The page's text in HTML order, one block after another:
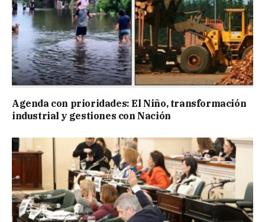
Agenda con prioridades: El Niño, transformación
industrial y gestiones con Nación